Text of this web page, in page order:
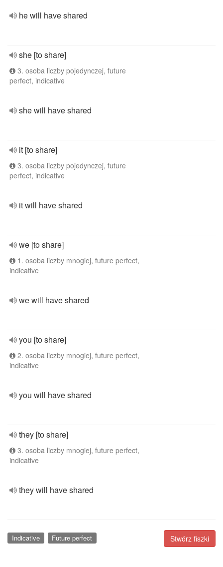
he will have shared
she [to share]
3. osoba liczby pojedynczej, future
perfect, indicative
she will have shared
it [to share]
3. osoba liczby pojedynczej, future
perfect, indicative
it will have shared
we [to share]
1. osoba liczby mnogiej, future perfect,
indicative
we will have shared
you [to share]
2. osoba liczby mnogiej, future perfect,
indicative
you will have shared
they [to share]
3. osoba liczby mnogiej, future perfect,
indicative
they will have shared
Stwórz fiszki
Indicative Future perfect